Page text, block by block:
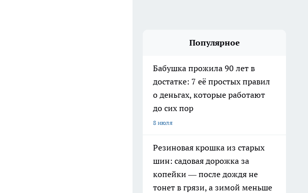
Популярное
Бабушка прожила 90 лет в
достатке: 7 её простых правил
о деньгах, которые работают
до сих пор
8 июля
Резиновая крошка из старых
шин: садовая дорожка за
копейки — после дождя не
тонет в грязи, а зимой меньше